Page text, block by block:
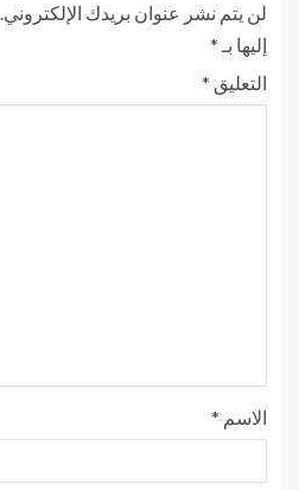
لن يتم نشر عنوان بريدك الإلكتروني.
إليها بـ *
التعليق *
الاسم *